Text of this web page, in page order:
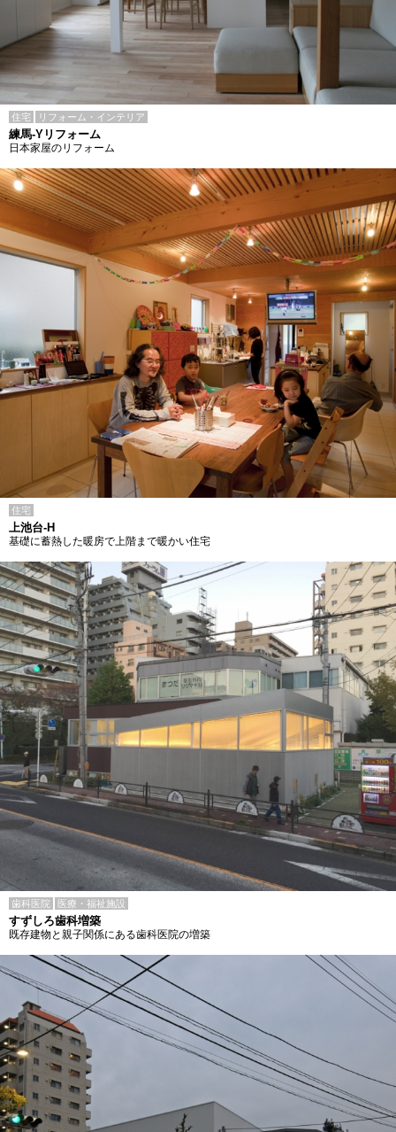
住宅 リフォーム・インテリア
練馬-Yリフォーム
日本家屋のリフォーム
住宅
上池台-H
基礎に蓄熱した暖房で上階まで暖かい住宅
歯科医院 医療・福祉施設
すずしろ歯科増築
既存建物と親子関係にある歯科医院の増築